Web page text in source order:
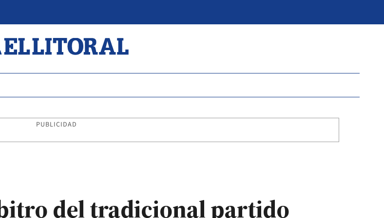
PUBLICIDAD
del tradicional partido